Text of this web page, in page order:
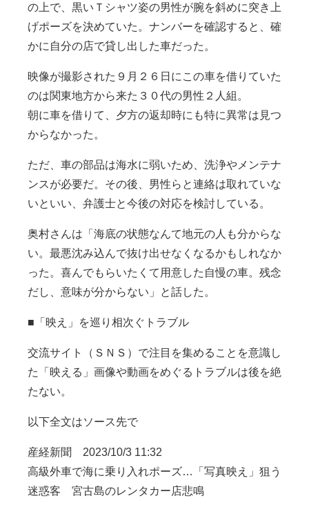
の上で、黒いＴシャツ姿の男性が腕を斜めに突き上
げポーズを決めていた。ナンバーを確認すると、確
かに自分の店で貸し出した車だった。
映像が撮影された９月２６日にこの車を借りていた
のは関東地方から来た３０代の男性２人組。
朝に車を借りて、夕方の返却時にも特に異常は見つ
からなかった。
ただ、車の部品は海水に弱いため、洗浄やメンテナ
ンスが必要だ。その後、男性らと連絡は取れていな
いといい、弁護士と今後の対応を検討している。
奥村さんは「海底の状態なんて地元の人も分からな
い。最悪沈み込んで抜け出せなくなるかもしれなか
った。喜んでもらいたくて用意した自慢の車。残念
だし、意味が分からない」と話した。
■「映え」を巡り相次ぐトラブル
交流サイト（ＳＮＳ）で注目を集めることを意識し
た「映える」画像や動画をめぐるトラブルは後を絶
たない。
以下全文はソース先で
産経新聞 2023/10/3 11:32
高級外車で海に乗り入れポーズ…「写真映え」狙う
迷惑客 宮古島のレンタカー店悲鳴